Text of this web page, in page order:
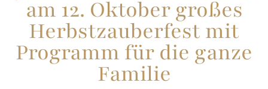
am 12. Oktober großes
Herbstzauberfest mit
Programm für die ganze
Familie